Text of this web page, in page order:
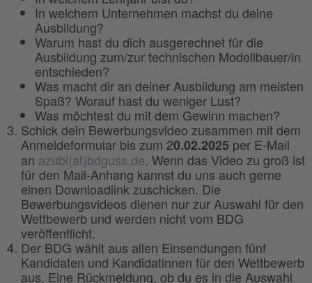
In welchem Unternehmen machst du deine
Ausbildung?
Warum hast du dich ausgerechnet für die
Ausbildung zum/zur technischen Modellbauer/in
entschieden?
Was macht dir an deiner Ausbildung am meisten
Spaß? Worauf hast du weniger Lust?
Was möchtest du mit dem Gewinn machen?
Schick dein Bewerbungsvideo zusammen mit dem
Anmeldeformular bis zum 20.02.2025 per E-Mail
an azubi(at)bdguss.de. Wenn das Video zu groß ist
für den Mail-Anhang kannst du uns auch gerne
einen Downloadlink zuschicken. Die
Bewerbungsvideos dienen nur zur Auswahl für den
Wettbewerb und werden nicht vom BDG
veröffentlicht.
Der BDG wählt aus allen Einsendungen fünf
Kandidaten und Kandidatinnen für den Wettbewerb
aus. Eine Rückmeldung, ob du es in die Auswahl